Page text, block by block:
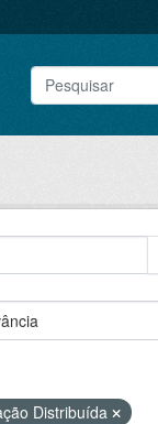
Distribuída